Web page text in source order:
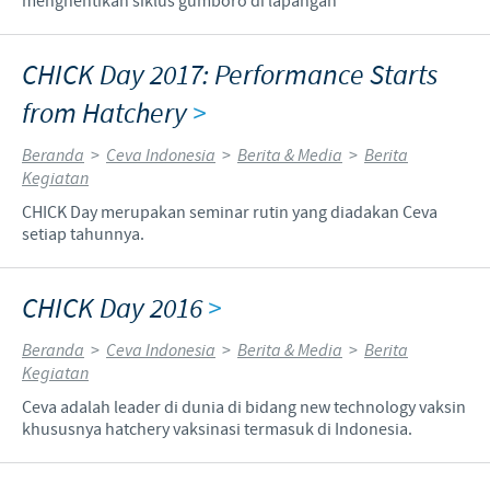
CHICK Day 2017: Performance Starts
from Hatchery>
Beranda > Ceva Indonesia > Berita & Media > Berita
Kegiatan
CHICK Day merupakan seminar rutin yang diadakan Ceva
setiap tahunnya.
CHICK Day 2016>
Beranda > Ceva Indonesia > Berita & Media > Berita
Kegiatan
Ceva adalah leader di dunia di bidang new technology vaksin
khususnya hatchery vaksinasi termasuk di Indonesia.